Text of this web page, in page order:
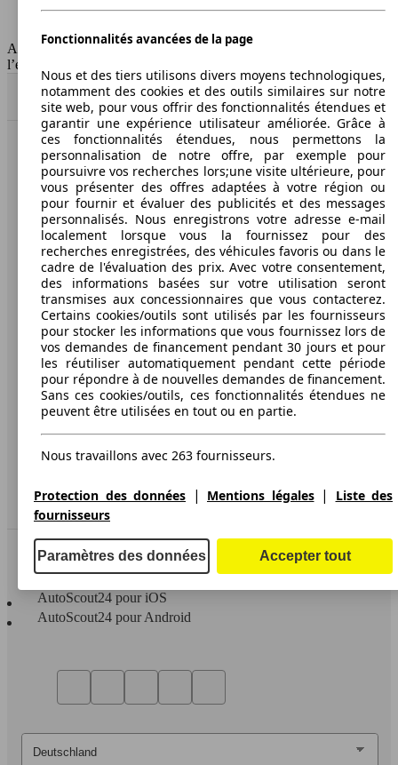
Classe d'émissions
Euro 5
Capacité du réservoir
82 l
AutoScout24 Belgium SA décline toute responsabilité concernant
l’exactitude des informations fournies
Haut
AutoScout24: la plus grande plateforme en ligne de
voitures en Europe.
AutoScout24
A propos d'AutoScout24
Presse
Conditions d'utilisation
Informations légales
Protection des données
Media
Déclaration d'accessibilité
Espace Pro
Contact
AutoScout24 pour iOS
AutoScout24 pour Android
Fonctionnalités avancées de la page
Nous et des tiers utilisons divers moyens technologiques,
notamment des cookies et des outils similaires sur notre
site web, pour vous offrir des fonctionnalités étendues et
garantir une expérience utilisateur améliorée. Grâce à
ces fonctionnalités étendues, nous permettons la
personnalisation de notre offre, par exemple pour
poursuivre vos recherches lors;une visite ultérieure, pour
vous présenter des offres adaptées à votre région ou
pour fournir et évaluer des publicités et des messages
personnalisés. Nous enregistrons votre adresse e-mail
localement lorsque vous la fournissez pour des
recherches enregistrées, des véhicules favoris ou dans le
cadre de l'évaluation des prix. Avec votre consentement,
des informations basées sur votre utilisation seront
transmises aux concessionnaires que vous contacterez.
Certains cookies/outils sont utilisés par les fournisseurs
pour stocker les informations que vous fournissez lors de
vos demandes de financement pendant 30 jours et pour
les réutiliser automatiquement pendant cette période
pour répondre à de nouvelles demandes de financement.
Sans ces cookies/outils, ces fonctionnalités étendues ne
peuvent être utilisées en tout ou en partie.
Nous travaillons avec 263 fournisseurs.
Protection des données | Mentions légales|
Liste des
fournisseurs
Paramètres des données Accepter tout